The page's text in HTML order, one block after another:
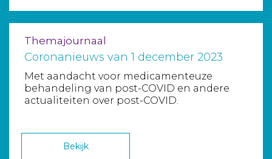
Themajournaal
Coronanieuws van 1 december 2023
Met aandacht voor medicamenteuze
behandeling van post-COVID en andere
actualiteiten over post-COVID.
Bekijk